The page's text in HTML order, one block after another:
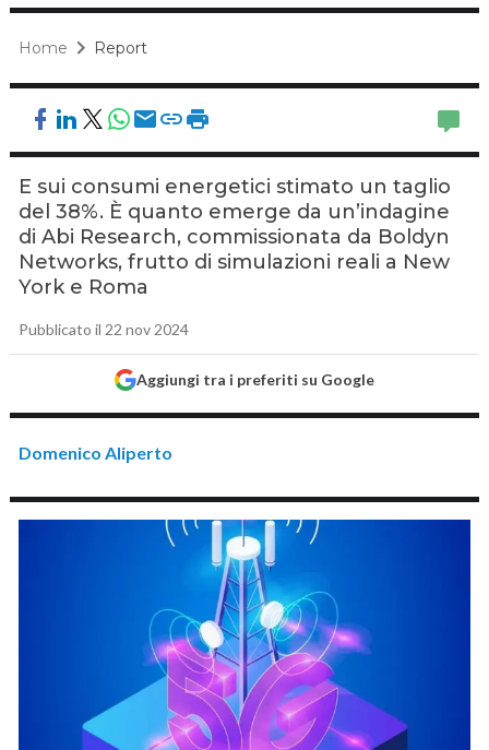
Home Report
E sui consumi energetici stimato un taglio
del 38%. È quanto emerge da un’indagine
di Abi Research, commissionata da Boldyn
Networks, frutto di simulazioni reali a New
York e Roma
Pubblicato il 22 nov 2024
Aggiungi tra i preferiti su Google
Domenico Aliperto